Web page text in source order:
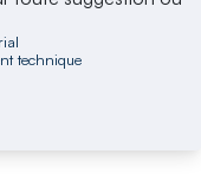
technique